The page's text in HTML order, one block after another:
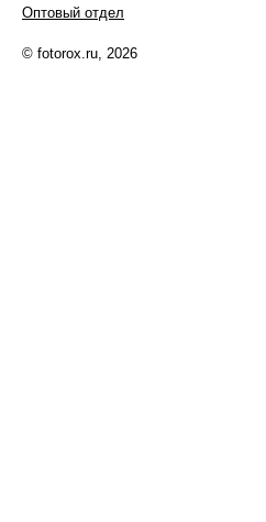
Оптовый отдел
© fotorox.ru, 2026